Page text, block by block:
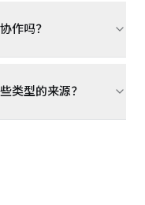
作吗？
类型的来源？